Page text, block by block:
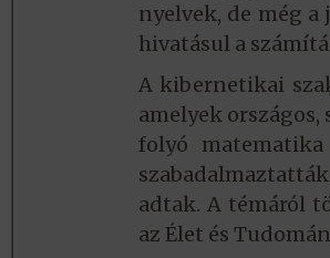
nyelvek, de még
hivatásul a
A kibernetikai
amelyek
folyó
adtak. A témáról
az Élet és